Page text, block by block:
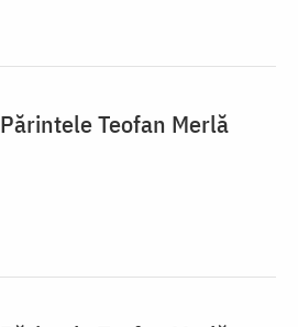
Părintele Teofan Merlă